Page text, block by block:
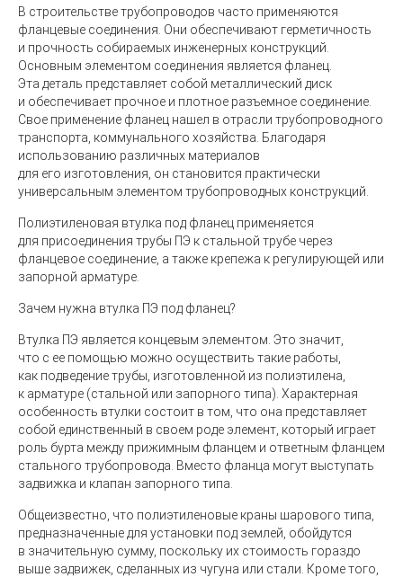
В строительстве трубопроводов часто применяются
фланцевые соединения. Они обеспечивают герметичность
и прочность собираемых инженерных конструкций.
Основным элементом соединения является фланец.
Эта деталь представляет собой металлический диск
и обеспечивает прочное и плотное разъемное соединение.
Свое применение фланец нашел в отрасли трубопроводного
транспорта, коммунального хозяйства. Благодаря
использованию различных материалов
для его изготовления, он становится практически
универсальным элементом трубопроводных конструкций.
Полиэтиленовая втулка под фланец применяется
для присоединения трубы ПЭ к стальной трубе через
фланцевое соединение, а также крепежа к регулирующей или
запорной арматуре.
Зачем нужна втулка ПЭ под фланец?
Втулка ПЭ является концевым элементом. Это значит,
что с ее помощью можно осуществить такие работы,
как подведение трубы, изготовленной из полиэтилена,
к арматуре (стальной или запорного типа). Характерная
особенность втулки состоит в том, что она представляет
собой единственный в своем роде элемент, который играет
роль бурта между прижимным фланцем и ответным фланцем
стального трубопровода. Вместо фланца могут выступать
задвижка и клапан запорного типа.
Общеизвестно, что полиэтиленовые краны шарового типа,
предназначенные для установки под землей, обойдутся
в значительную сумму, поскольку их стоимость гораздо
выше задвижек, сделанных из чугуна или стали. Кроме того,